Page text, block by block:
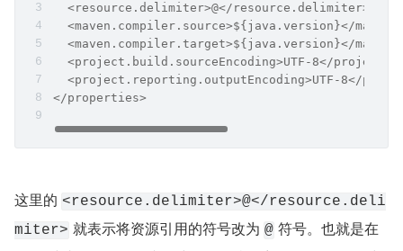
  <resource.delimiter>@</resource.delimiter>
<maven.compiler.source>${java.version}</
<maven.compiler.target>${java.version}</
<project.build.sourceEncoding>UTF-8</
<project.reporting.outputEncoding>UTF-8</
</properties>
这里的 <resource.delimiter>@</resource.deli
miter> 就表示将资源引用的符号改为 @ 符号。也就是在